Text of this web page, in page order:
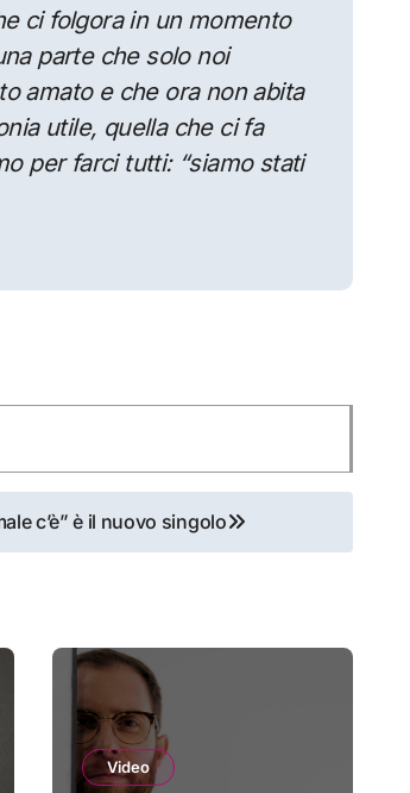
ci folgora in un momento
parte che solo noi
amato e che ora non abita
utile, quella che ci fa
per farci tutti: “siamo stati
c’è” è il nuovo singolo
Video